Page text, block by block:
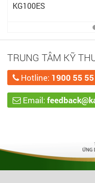
KG100ES
TRUNG TÂM KỸ
Hotline: 1900 55
Email: